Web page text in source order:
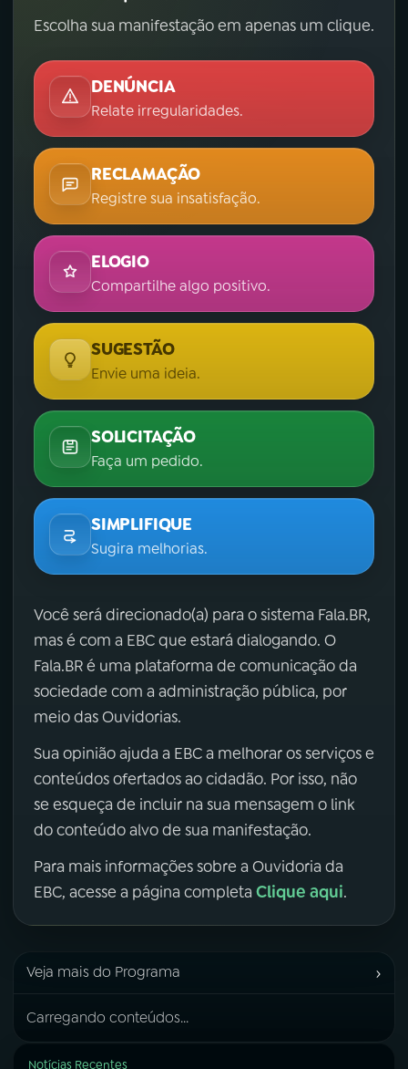
Escolha sua manifestação em apenas um clique.
DENÚNCIA
Relate irregularidades.
RECLAMAÇÃO
Registre sua insatisfação.
ELOGIO
Compartilhe algo positivo.
SUGESTÃO
Envie uma ideia.
SOLICITAÇÃO
Faça um pedido.
SIMPLIFIQUE
Sugira melhorias.
Você será direcionado(a) para o sistema Fala.BR,
mas é com a EBC que estará dialogando. O
Fala.BR é uma plataforma de comunicação da
sociedade com a administração pública, por
meio das Ouvidorias.
Sua opinião ajuda a EBC a melhorar os serviços e
conteúdos ofertados ao cidadão. Por isso, não
se esqueça de incluir na sua mensagem o link
do conteúdo alvo de sua manifestação.
Para mais informações sobre a Ouvidoria da
EBC, acesse a página completa Clique aqui.
Veja mais do Programa ›
Carregando conteúdos...
Notícias Recentes